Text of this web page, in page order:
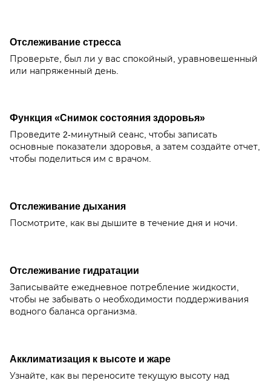
Отслеживание стресса
Проверьте, был ли у вас спокойный, уравновешенный
или напряженный день.
Функция «Снимок состояния здоровья»
Проведите 2-минутный сеанс, чтобы записать
основные показатели здоровья, а затем создайте отчет,
чтобы поделиться им с врачом.
Отслеживание дыхания
Посмотрите, как вы дышите в течение дня и ночи.
Отслеживание гидратации
Записывайте ежедневное потребление жидкости,
чтобы не забывать о необходимости поддерживания
водного баланса организма.
Акклиматизация к высоте и жаре
Узнайте, как вы переносите текущую высоту над